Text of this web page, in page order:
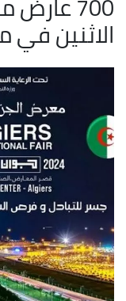
الاثنين في